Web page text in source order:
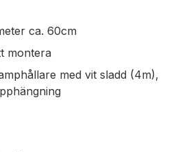
ca. 60cm
montera
med vit sladd (4m),